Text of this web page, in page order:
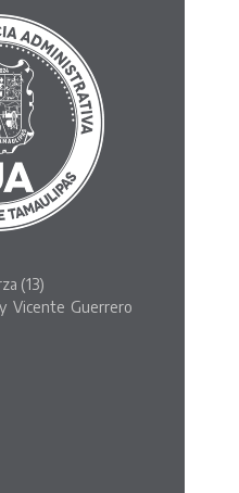
(13)
Vicente Guerrero